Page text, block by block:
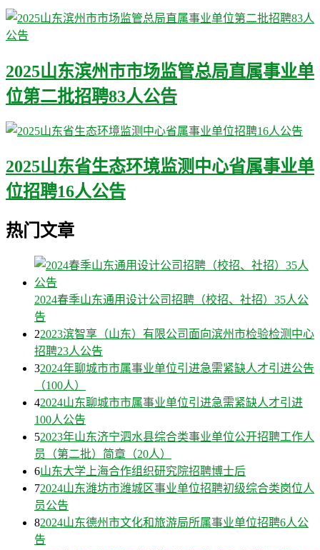
2025山东滨州市市场监管总局直属事业单
位第二批招聘83人公告
2025山东省生态环境监测中心省属事业单
位招聘16人公告
热门文章
2024春季山东通用设计公司招聘（校招、社招）35人公
告
22023滨智享（山东）有限公司面向滨州市检验检测中心
招聘23人公告
32024年聊城市市属事业单位引进急需紧缺人才引进公告
（100人）
42024山东聊城市市属事业单位引进急需紧缺人才引进
100人公告
52023年山东济宁泗水县综合类事业单位公开招聘工作人
员（第二批）简章（20人）
6山东大学上海合作组织研究院招聘博士后
72024山东潍坊市潍城区事业单位招聘初级综合类岗位人
员公告
82024山东德州市文化和旅游局所属事业单位招聘6人公
告